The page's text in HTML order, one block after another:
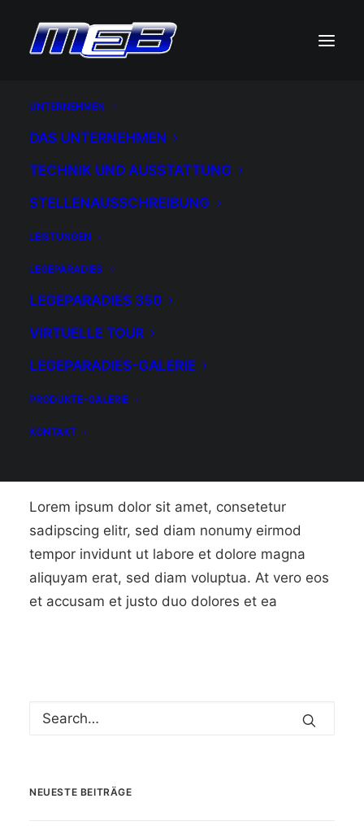
UNTERNEHMEN
DAS UNTERNEHMEN
TECHNIK UND AUSSTATTUNG
STELLENAUSSCHREIBUNG
LEISTUNGEN
LEGEPARADIES
LEGEPARADIES 350
VIRTUELLE TOUR
LEGEPARADIES-GALERIE
PRODUKTE-GALERIE
KONTAKT
Beispiel-Beitrag 4
24. OKTOBER 2019
Lorem ipsum dolor sit amet, consetetur
sadipscing elitr, sed diam nonumy eirmod
tempor invidunt ut labore et dolore magna
aliquyam erat, sed diam voluptua. At vero eos
et accusam et justo duo dolores et ea
NEUESTE BEITRÄGE